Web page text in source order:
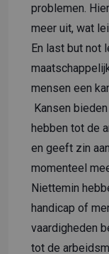
problemen.
meer uit, wat
En last but not
mensen een
Kansen
hebben tot de
en geeft zin
momenteel
Niettemin
handicap of
vaardigheden
tot de